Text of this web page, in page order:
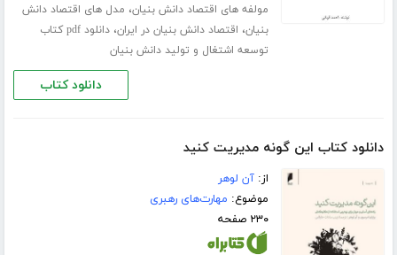
مولفه های اقتصاد دانش بنیان، مدل های اقتصاد دانش
بنیان، اقتصاد دانش بنیان در ایران،
دانلود pdf کتاب
توسعه اشتغال و تولید دانش بنیان
دانلود کتاب
دانلود کتاب این گونه مدیریت کنید
از:آن لوهر
موضوع: مهارت‌های رهبری
۲۳۰ صفحه